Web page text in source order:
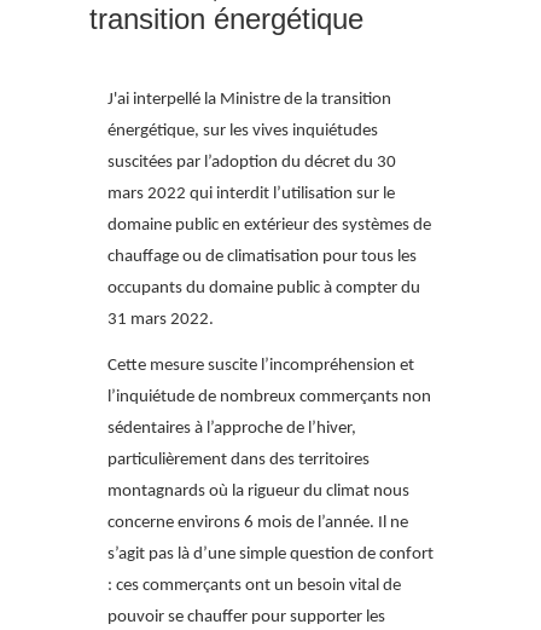
transition énergétique
J'ai interpellé la Ministre de la transition
énergétique, sur les vives inquiétudes
suscitées par l’adoption du décret du 30
mars 2022 qui interdit l’utilisation sur le
domaine public en extérieur des systèmes de
chauffage ou de climatisation pour tous les
occupants du domaine public à compter du
31 mars 2022.
Cette mesure suscite l’incompréhension et
l’inquiétude de nombreux commerçants non
sédentaires à l’approche de l’hiver,
particulièrement dans des territoires
montagnards où la rigueur du climat nous
concerne environs 6 mois de l’année. Il ne
s’agit pas là d’une simple question de confort
: ces commerçants ont un besoin vital de
pouvoir se chauffer pour supporter les